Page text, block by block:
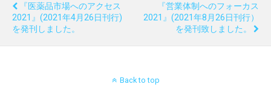
『医薬品市場へのアクセス
2021』(2021年4月26日刊行)
を発刊しました。
『営業体制へのフォーカス
2021』(2021年8月26日刊行）
を発刊致しました。
Back to top